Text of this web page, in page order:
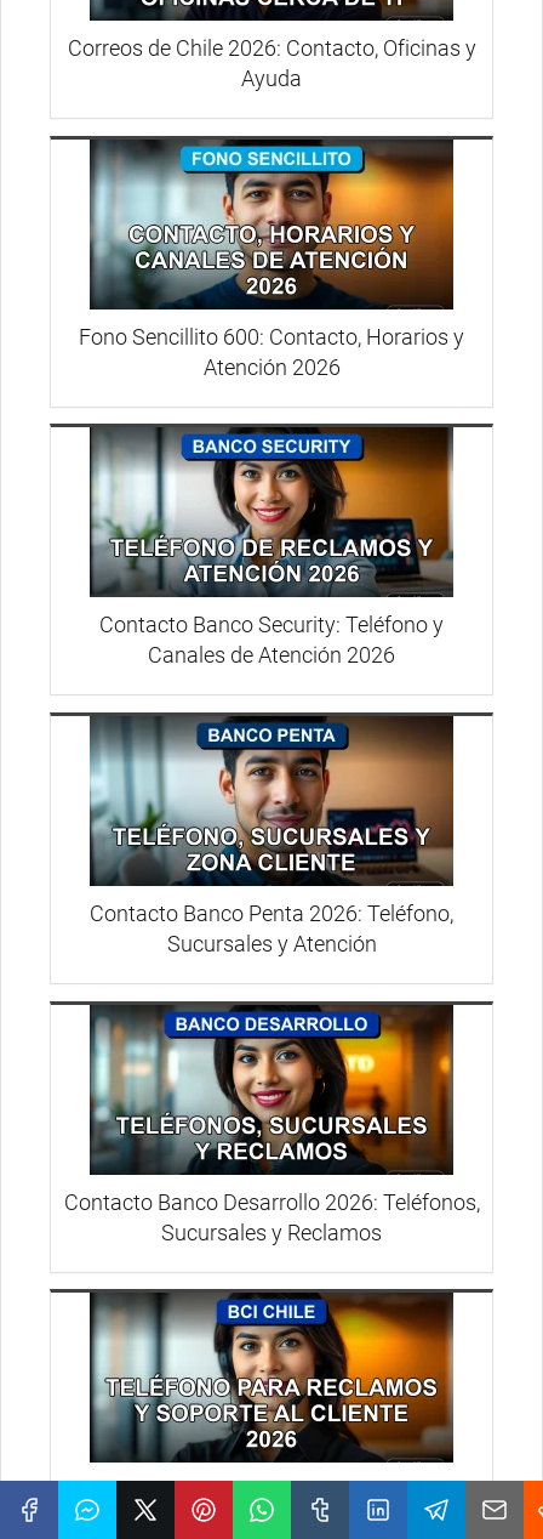
Correos de Chile 2026: Contacto, Oficinas y
Ayuda
Fono Sencillito 600: Contacto, Horarios y
Atención 2026
Contacto Banco Security: Teléfono y
Canales de Atención 2026
Contacto Banco Penta 2026: Teléfono,
Sucursales y Atención
Contacto Banco Desarrollo 2026: Teléfonos,
Sucursales y Reclamos
y Soporte 2026